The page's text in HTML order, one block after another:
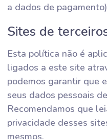
a dados de
Sites de
Esta política não é
ligados a este site
podemos garantir que
seus dados pessoais
Recomendamos que
privacidade desses
mesmos.